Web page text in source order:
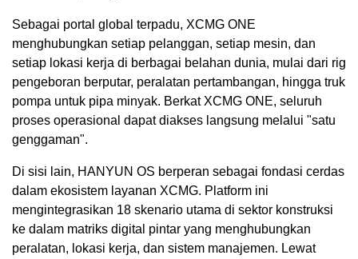
Sebagai portal global terpadu, XCMG ONE
menghubungkan setiap pelanggan, setiap mesin, dan
setiap lokasi kerja di berbagai belahan dunia, mulai dari rig
pengeboran berputar, peralatan pertambangan, hingga truk
pompa untuk pipa minyak. Berkat XCMG ONE, seluruh
proses operasional dapat diakses langsung melalui "satu
genggaman".
Di sisi lain, HANYUN OS berperan sebagai fondasi cerdas
dalam ekosistem layanan XCMG. Platform ini
mengintegrasikan 18 skenario utama di sektor konstruksi
ke dalam matriks digital pintar yang menghubungkan
peralatan, lokasi kerja, dan sistem manajemen. Lewat